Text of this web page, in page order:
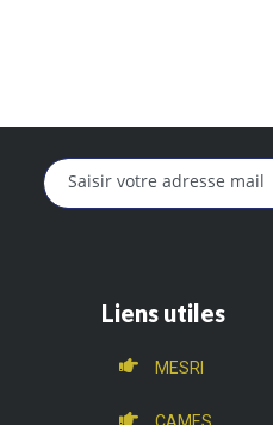
Liens utiles
MESRI